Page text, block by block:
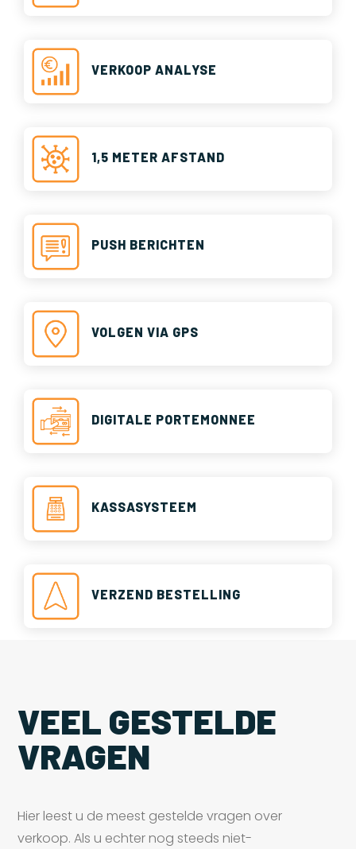
VERKOOP ANALYSE
1,5 METER AFSTAND
PUSH BERICHTEN
VOLGEN VIA GPS
DIGITALE PORTEMONNEE
KASSASYSTEEM
VERZEND BESTELLING
VEEL GESTELDE
VRAGEN
Hier leest u de meest gestelde vragen over
verkoop. Als u echter nog steeds niet-